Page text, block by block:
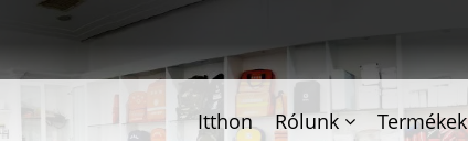
Itthon Rólunk Termékek